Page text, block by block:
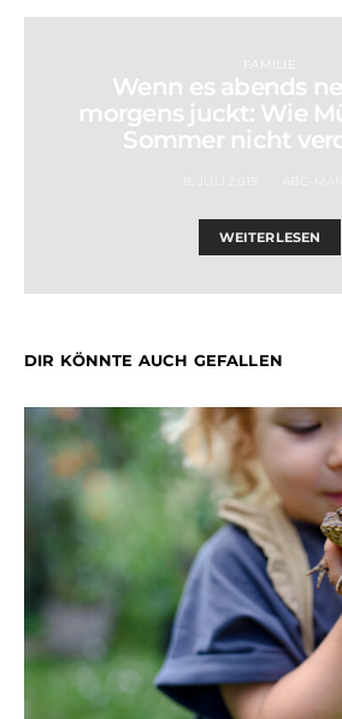
FAMILIE
Wenn es abends
morgens juckt: Wie
Sommer nicht
WEITERLESEN
DIR KÖNNTE AUCH GEFALLEN